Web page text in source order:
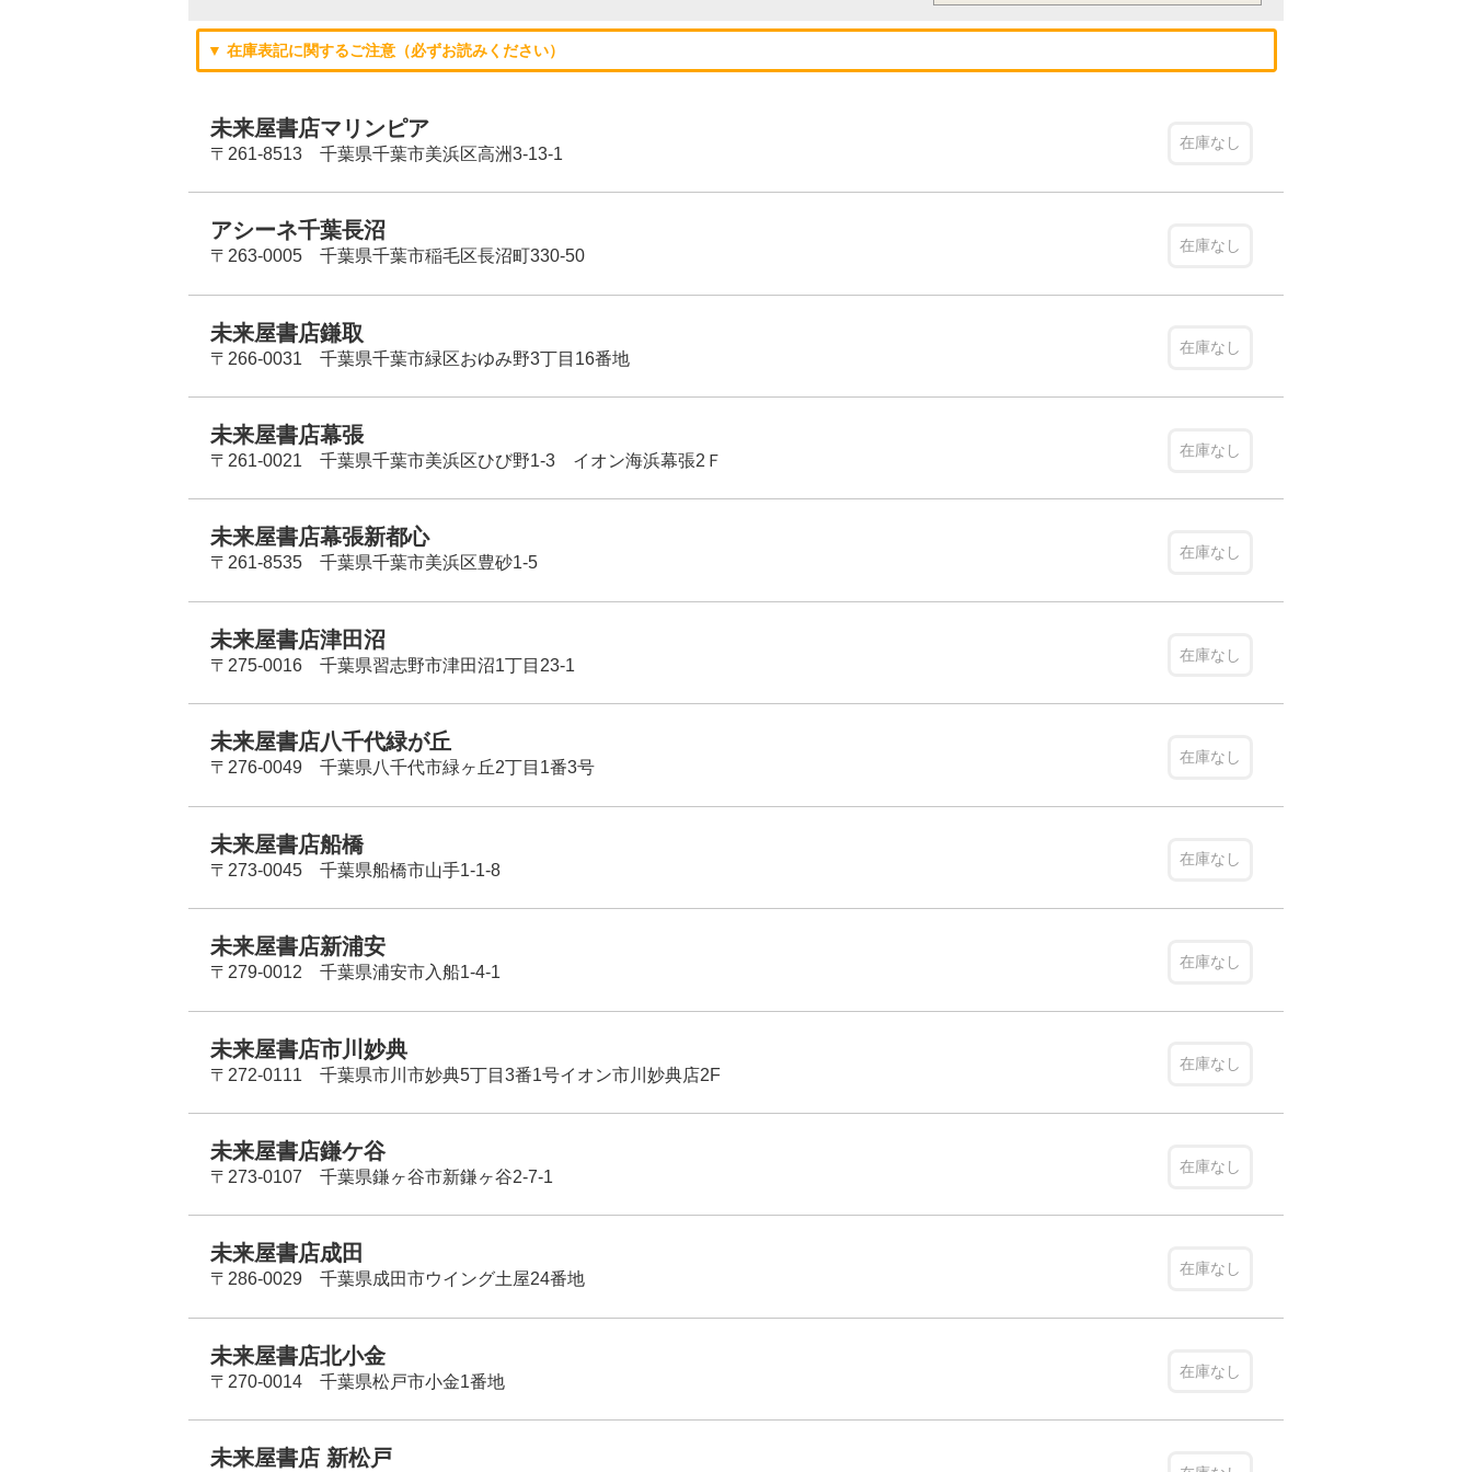
▼ 在庫表記に関するご注意（必ずお読みください）
未来屋書店マリンピア
〒261-8513 千葉県千葉市美浜区高洲3-13-1
在庫なし
アシーネ千葉長沼
〒263-0005 千葉県千葉市稲毛区長沼町330-50
在庫なし
未来屋書店鎌取
〒266-0031 千葉県千葉市緑区おゆみ野3丁目16番地
在庫なし
未来屋書店幕張
〒261-0021 千葉県千葉市美浜区ひび野1-3 イオン海浜幕張2Ｆ
在庫なし
未来屋書店幕張新都心
〒261-8535 千葉県千葉市美浜区豊砂1-5
在庫なし
未来屋書店津田沼
〒275-0016 千葉県習志野市津田沼1丁目23-1
在庫なし
未来屋書店八千代緑が丘
〒276-0049 千葉県八千代市緑ヶ丘2丁目1番3号
在庫なし
未来屋書店船橋
〒273-0045 千葉県船橋市山手1-1-8
在庫なし
未来屋書店新浦安
〒279-0012 千葉県浦安市入船1-4-1
在庫なし
未来屋書店市川妙典
〒272-0111 千葉県市川市妙典5丁目3番1号イオン市川妙典店2F
在庫なし
未来屋書店鎌ケ谷
〒273-0107 千葉県鎌ヶ谷市新鎌ヶ谷2-7-1
在庫なし
未来屋書店成田
〒286-0029 千葉県成田市ウイング土屋24番地
在庫なし
未来屋書店北小金
〒270-0014 千葉県松戸市小金1番地
在庫なし
未来屋書店 新松戸